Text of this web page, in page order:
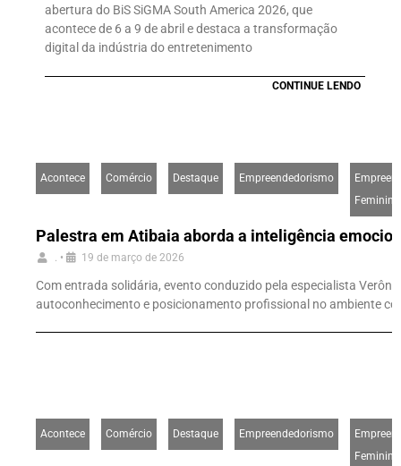
abertura do BiS SiGMA South America 2026, que
acontece de 6 a 9 de abril e destaca a transformação
digital da indústria do entretenimento
CONTINUE LENDO
Acontece Comércio Destaque Empreendedorismo
Feminino
Palestra em Atibaia aborda a inteligência
• 19 de março de 2026
Com entrada solidária, evento conduzido pela especialista
autoconhecimento e posicionamento profissional no ambiente
Acontece Comércio Destaque Empreendedorismo
Feminino